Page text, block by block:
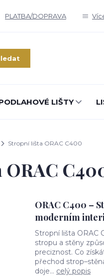
PLATBA/DOPRAVA
LIŠTY
Stropní lišta ORAC C400
ORAC C400 –
moderním
Stropní lišta ORAC
stropu a stěny
preciznost. Co
přechod
doje... celý popis
v interiérovém
Odeslat
údajů